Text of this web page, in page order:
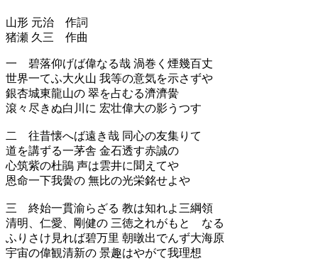
山形 元治 作詞
猪瀬 久三 作曲
一 碧落仰げば偉なる哉 渦巻く煙幾百丈
世界一てふ大火山 我等の意気を示さずや
銀杏城東龍山の 翠を占むる濟濟黌
滾々尽きぬ白川に 宏壮偉大の影うつす
二 往昔懐へば遠き哉 同心の友集りて
道を講ずる一茅舎 金石透す赤誠の
心筑紫の杜鵑 声は雲井に聞えてや
恩命一下我黌の 無比の光栄銘せよや
三 終始一貫渝らざる 教は知れよ三綱領
清明、仁愛、剛健の 三徳之れがもとゝなる
ふりさけ見れば碧万里 朝暾出でんず大海原
宇宙の偉観清新の 景趣はやがて我理想